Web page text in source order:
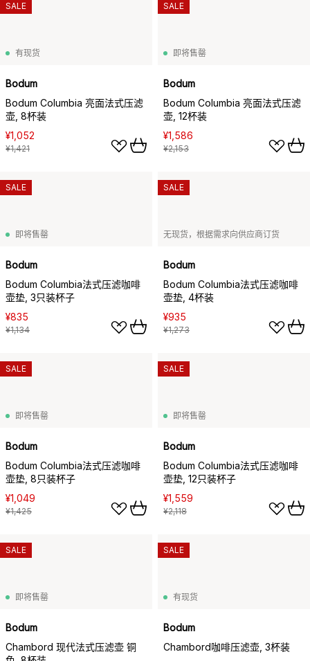
有现货
Bodum
Bodum Columbia 亮面法式压滤
壶, 8杯装
¥1,052
¥1,421
SALE
即将售罄
Bodum
Bodum Columbia 亮面法式压滤
壶, 12杯装
¥1,586
¥2,153
SALE
即将售罄
Bodum
Bodum Columbia法式压滤咖啡
壶垫, 3只装杯子
¥835
¥1,134
SALE
无现货，根据需求向供应商订货
Bodum
Bodum Columbia法式压滤咖啡
壶垫, 4杯装
¥935
¥1,273
SALE
即将售罄
Bodum
Bodum Columbia法式压滤咖啡
壶垫, 8只装杯子
¥1,049
¥1,425
SALE
即将售罄
Bodum
Bodum Columbia法式压滤咖啡
壶垫, 12只装杯子
¥1,559
¥2,118
SALE
即将售罄
Bodum
Chambord 现代法式压滤壶 铜
SALE
有现货
Bodum
Chambord咖啡压滤壶, 3杯装
SALE